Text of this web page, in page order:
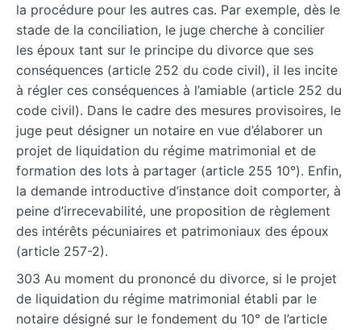
la procédure pour les autres cas. Par exemple, dès le
stade de la conciliation, le juge cherche à concilier
les époux tant sur le principe du divorce que ses
conséquences (article 252 du code civil), il les incite
à régler ces conséquences à l’amiable (article 252 du
code civil). Dans le cadre des mesures provisoires, le
juge peut désigner un notaire en vue d’élaborer un
projet de liquidation du régime matrimonial et de
formation des lots à partager (article 255 10°). Enfin,
la demande introductive d’instance doit comporter, à
peine d’irrecevabilité, une proposition de règlement
des intérêts pécuniaires et patrimoniaux des époux
(article 257-2).
303 Au moment du prononcé du divorce, si le projet
de liquidation du régime matrimonial établi par le
notaire désigné sur le fondement du 10° de l’article